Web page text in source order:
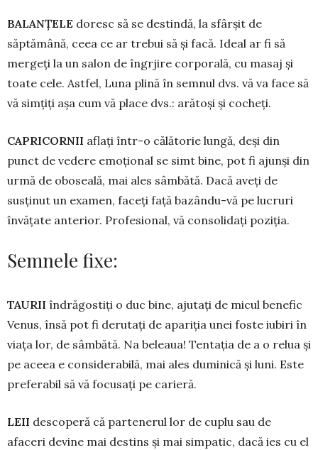
BALANŢELE doresc să se destindă, la sfârșit de
săptămână, ceea ce ar trebui să și facă. Ideal ar fi să
mergeți la un salon de îngrjire corporală, cu masaj și
toate cele. Astfel, Luna plină în semnul dvs. vă va face să
vă simțiți așa cum vă place dvs.: arătoși și cocheți.
CAPRICORNII aflați într-o călătorie lungă, deși din
punct de vedere emoțional se simt bine, pot fi ajunși din
urmă de oboseală, mai ales sâmbătă. Dacă aveți de
susținut un examen, faceți față bazându-vă pe lucruri
învățate anterior. Profesional, vă consolidați poziția.
Semnele fixe:
TAURII îndrăgostiți o duc bine, ajutați de micul benefic
Venus, însă pot fi derutați de apariția unei foste iubiri în
viața lor, de sâmbătă. Na beleaua! Tentația de a o relua și
pe aceea e considerabilă, mai ales duminică și luni. Este
preferabil să vă focusați pe carieră.
LEII descoperă că partenerul lor de cuplu sau de
afaceri devine mai destins și mai simpatic, dacă ies cu el